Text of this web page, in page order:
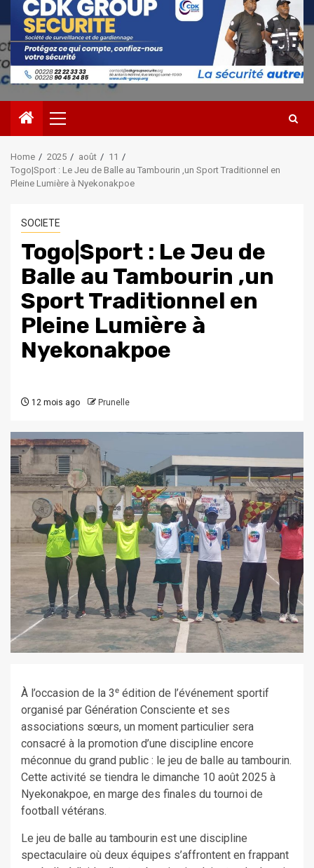
Primary
Menu
Home 2025 août
11
Togo|Sport : Le Jeu de Balle au Tambourin ,un Sport Traditionnel en
Pleine Lumière à Nyekonakpoe
SOCIETE
Togo|Sport : Le Jeu de
Balle au Tambourin ,un
Sport Traditionnel en
Pleine Lumière à
Nyekonakpoe
12 mois ago Prunelle
À l’occasion de la 3ᵉ édition de l’événement sportif
organisé par Génération Consciente et ses
associations sœurs, un moment particulier sera
consacré à la promotion d’une discipline encore
méconnue du grand public : le jeu de balle au tambourin.
Cette activité se tiendra le dimanche 10 août 2025 à
Nyekonakpoe, en marge des finales du tournoi de
football vétérans.
Le jeu de balle au tambourin est une discipline
spectaculaire où deux équipes s’affrontent en frappant